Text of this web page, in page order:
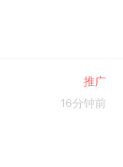
推广
16分钟前